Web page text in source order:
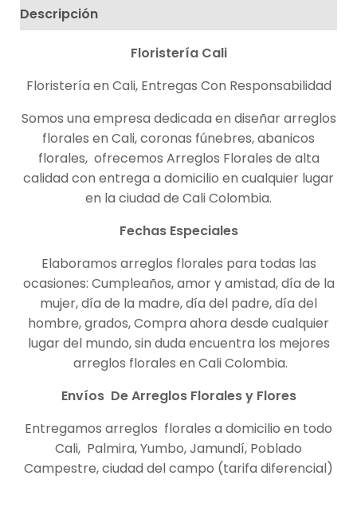
Descripción
Floristería Cali
Floristería en Cali, Entregas Con Responsabilidad
Somos una empresa dedicada en diseñar arreglos
florales en Cali, coronas fúnebres, abanicos
florales, ofrecemos Arreglos Florales de alta
calidad con entrega a domicilio en cualquier lugar
en la ciudad de Cali Colombia.
Fechas Especiales
Elaboramos arreglos florales para todas las
ocasiones: Cumpleaños, amor y amistad, día de la
mujer, día de la madre, día del padre, día del
hombre, grados, Compra ahora desde cualquier
lugar del mundo, sin duda encuentra los mejores
arreglos florales en Cali Colombia.
Envíos De Arreglos Florales y Flores
Entregamos arreglos florales a domicilio en todo
Cali, Palmira, Yumbo, Jamundí, Poblado
Campestre, ciudad del campo (tarifa diferencial)